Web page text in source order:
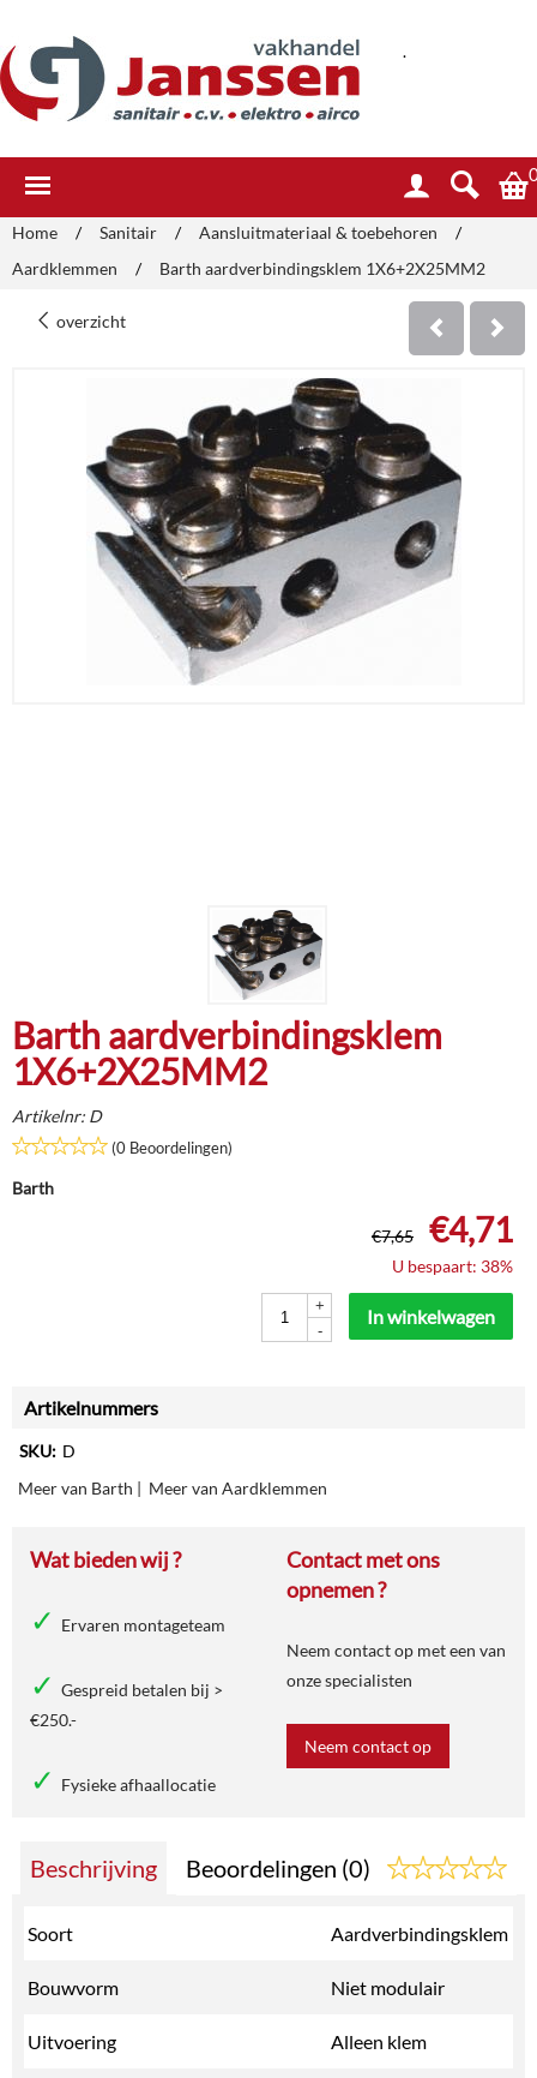
.
Home / Sanitair / Aansluitmateriaal & toebehoren
/
Aardklemmen
/ Barth aardverbindingsklem 1X6+2X25MM2
overzicht
Barth aardverbindingsklem
1X6+2X25MM2
Artikelnr: D
(0 Beoordelingen)
Barth
€7,65 €4,71
U bespaart: 38%
+
-
In winkelwagen
Artikelnummers
SKU: D
Meer van Barth | Meer van Aardklemmen
Wat bieden wij ?
Ervaren montageteam
Gespreid betalen bij >
€250.-
Fysieke afhaallocatie
Contact met ons
opnemen ?
Neem contact op met een van
onze specialisten
Neem contact op
Beschrijving Beoordelingen (0)
Soort Aardverbindingsklem
Bouwvorm Niet modulair
Uitvoering Alleen klem